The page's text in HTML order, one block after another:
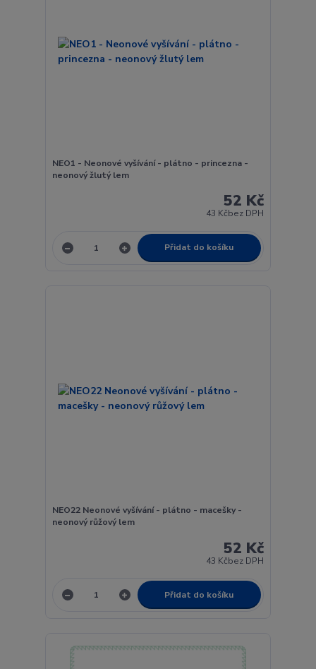
NEO1 - Neonové vyšívání - plátno - princezna -
neonový žlutý lem
52 Kč
43 Kčbez DPH
Přidat do košíku
NEO22 Neonové vyšívání - plátno - macešky -
neonový růžový lem
52 Kč
43 Kčbez DPH
Přidat do košíku